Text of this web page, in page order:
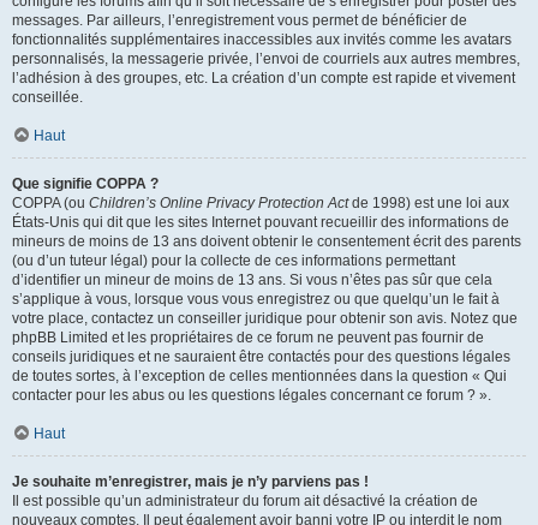
messages. Par ailleurs, l’enregistrement vous permet de bénéficier de
fonctionnalités supplémentaires inaccessibles aux invités comme les avatars
personnalisés, la messagerie privée, l’envoi de courriels aux autres membres,
l’adhésion à des groupes, etc. La création d’un compte est rapide et vivement
conseillée.
Haut
Que signifie COPPA ?
COPPA (ou Children’s Online Privacy Protection Actde 1998) est une loi aux
États-Unis qui dit que les sites Internet pouvant recueillir des informations de
mineurs de moins de 13 ans doivent obtenir le consentement écrit des parents
(ou d’un tuteur légal) pour la collecte de ces informations permettant
d’identifier un mineur de moins de 13 ans. Si vous n’êtes pas sûr que cela
s’applique à vous, lorsque vous vous enregistrez ou que quelqu’un le fait à
votre place, contactez un conseiller juridique pour obtenir son avis. Notez que
phpBB Limited et les propriétaires de ce forum ne peuvent pas fournir de
conseils juridiques et ne sauraient être contactés pour des questions légales
de toutes sortes, à l’exception de celles mentionnées dans la question « Qui
contacter pour les abus ou les questions légales concernant ce forum ? ».
Haut
Je souhaite m’enregistrer, mais je n’y parviens pas !
Il est possible qu’un administrateur du forum ait désactivé la création de
nouveaux comptes. Il peut également avoir banni votre IP ou interdit le nom